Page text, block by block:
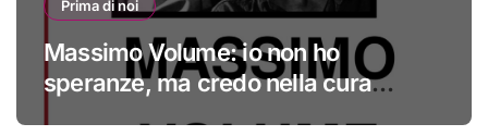
Prima di noi
Massimo Volume: io non ho
speranze, ma credo nella cura